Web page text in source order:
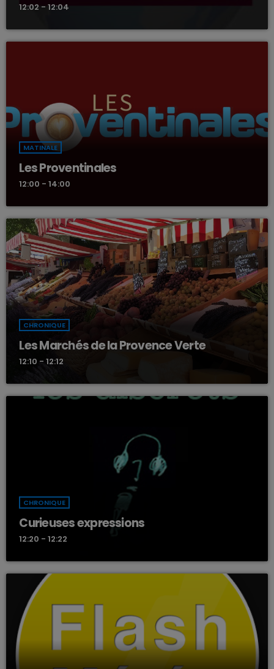
12:02 - 12:04
MATINALE
Les Proventinales
12:00 - 14:00
CHRONIQUE
Les Marchés de la Provence Verte
12:10 - 12:12
CHRONIQUE
Curieuses expressions
12:20 - 12:22